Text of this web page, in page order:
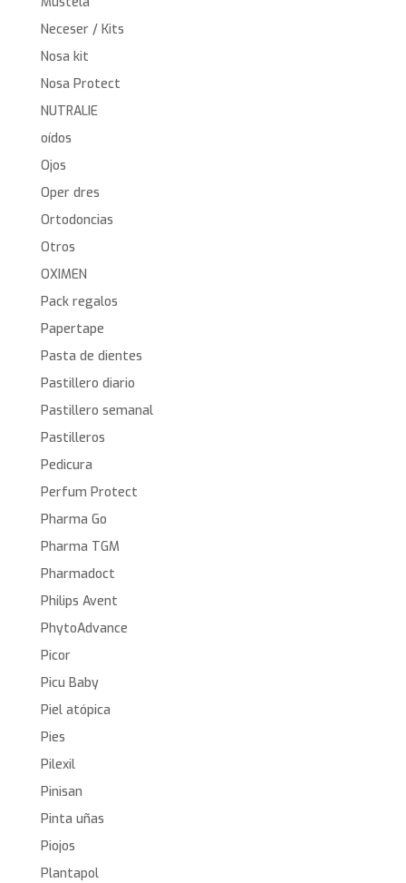
Neceser / Kits
Nosa kit
Nosa Protect
NUTRALIE
oídos
Ojos
Oper dres
Ortodoncias
Otros
OXIMEN
Pack regalos
Papertape
Pasta de dientes
Pastillero diario
Pastillero semanal
Pastilleros
Pedicura
Perfum Protect
Pharma Go
Pharma TGM
Pharmadoct
Philips Avent
PhytoAdvance
Picor
Picu Baby
Piel atópica
Pies
Pilexil
Pinisan
Pinta uñas
Piojos
Plantapol